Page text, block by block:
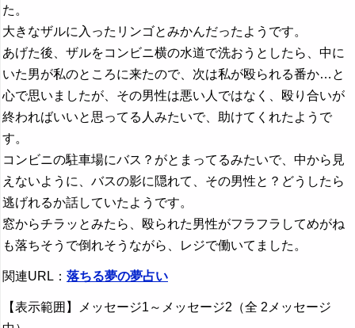
た。
大きなザルに入ったリンゴとみかんだったようです。
あげた後、ザルをコンビニ横の水道で洗おうとしたら、中に
いた男が私のところに来たので、次は私が殴られる番か…と
心で思いましたが、その男性は悪い人ではなく、殴り合いが
終わればいいと思ってる人みたいで、助けてくれたようで
す。
コンビニの駐車場にバス？がとまってるみたいで、中から見
えないように、バスの影に隠れて、その男性と？どうしたら
逃げれるか話していたようです。
窓からチラッとみたら、殴られた男性がフラフラしてめがね
も落ちそうで倒れそうながら、レジで働いてました。
関連URL： 落ちる夢の夢占い
【表示範囲】メッセージ1～メッセージ2（全 2メッセージ